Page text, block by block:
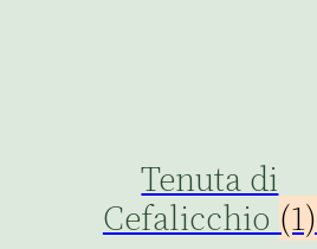
Tenuta di
Cefalicchio (1)